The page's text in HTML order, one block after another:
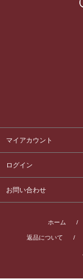
マイアカウント
ログイン
お問い合わせ
ホーム /
返品について /